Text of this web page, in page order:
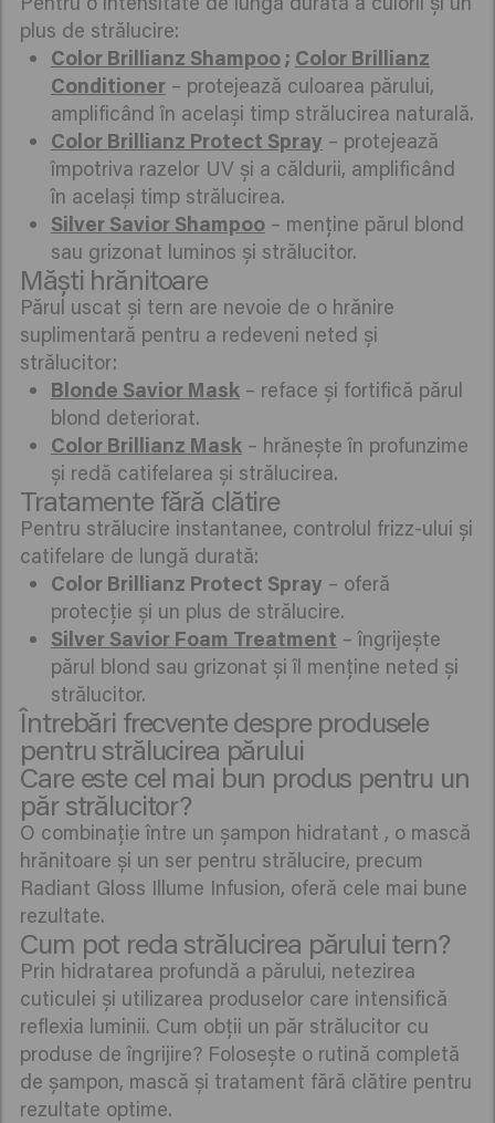
plus de strălucire:
Color Brillianz Shampoo; Color Brillianz
Conditioner– protejează culoarea părului,
amplificând în același timp strălucirea naturală.
Color Brillianz Protect Spray – protejează
împotriva razelor UV și a căldurii, amplificând
în același timp strălucirea.
Silver Savior Shampoo– menține părul blond
sau grizonat luminos și strălucitor.
Măști hrănitoare
Părul uscat și tern are nevoie de o hrănire
suplimentară pentru a redeveni neted și
strălucitor:
Blonde Savior Mask– reface și fortifică părul
blond deteriorat.
Color Brillianz Mask– hrănește în profunzime
și redă catifelarea și strălucirea.
Tratamente fără clătire
Pentru strălucire instantanee, controlul frizz-ului și
catifelare de lungă durată:
Color Brillianz Protect Spray – oferă
protecție și un plus de strălucire.
Silver Savior Foam Treatment – îngrijește
părul blond sau grizonat și îl menține neted și
strălucitor.
Întrebări frecvente despre produsele
pentru strălucirea părului
Care este cel mai bun produs pentru un
păr strălucitor?
O combinație între un șampon hidratant , o mască
hrănitoare și un ser pentru strălucire, precum
Radiant Gloss Illume Infusion, oferă cele mai bune
rezultate.
Cum pot reda strălucirea părului tern?
Prin hidratarea profundă a părului, netezirea
cuticulei și utilizarea produselor care intensifică
reflexia luminii. Cum obții un păr strălucitor cu
produse de îngrijire? Folosește o rutină completă
de șampon, mască și tratament fără clătire pentru
rezultate optime.